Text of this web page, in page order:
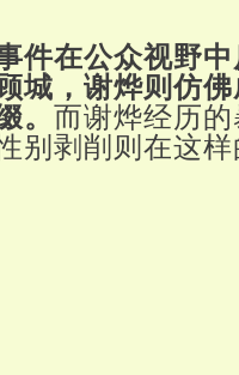
件在公众视野
城，谢烨则仿
。 而谢烨经历
别剥削则在这